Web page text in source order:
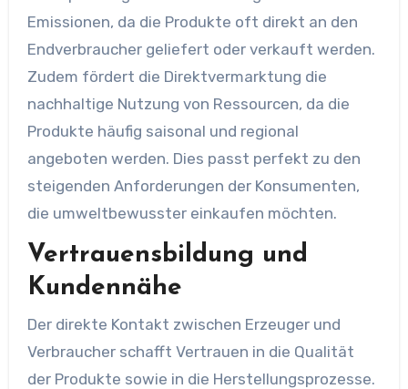
Emissionen, da die Produkte oft direkt an den
Endverbraucher geliefert oder verkauft werden.
Zudem fördert die Direktvermarktung die
nachhaltige Nutzung von Ressourcen, da die
Produkte häufig saisonal und regional
angeboten werden. Dies passt perfekt zu den
steigenden Anforderungen der Konsumenten,
die umweltbewusster einkaufen möchten.
Vertrauensbildung und
Kundennähe
Der direkte Kontakt zwischen Erzeuger und
Verbraucher schafft Vertrauen in die Qualität
der Produkte sowie in die Herstellungsprozesse.